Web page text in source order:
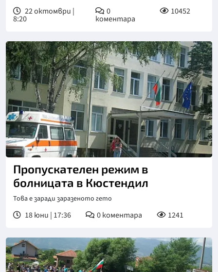
22 октомври |
8:20
0
коментара
10452
Пропускателен режим в
болницата в Кюстендил
Това е заради заразеното гето
18 юни | 17:36 0коментара 1241